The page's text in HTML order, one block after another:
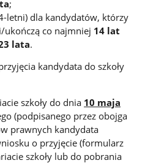
;
letni) dla kandydatów, którzy
co najmniej 14 lat
lata.
kandydata do szkoły
szkoły do dnia 10 maja
(podpisanego przez obojga
prawnych kandydata
o przyjęcie (formularz
szkoły lub do pobrania